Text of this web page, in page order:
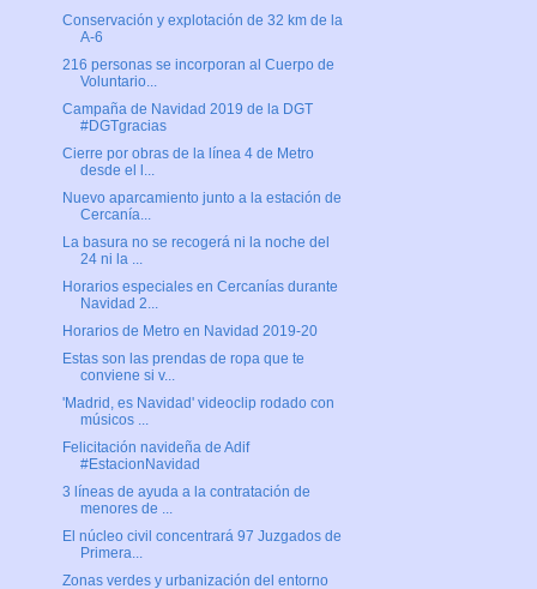
Conservación y explotación de 32 km de la
A-6
216 personas se incorporan al Cuerpo de
Voluntario...
Campaña de Navidad 2019 de la DGT
#DGTgracias
Cierre por obras de la línea 4 de Metro
desde el l...
Nuevo aparcamiento junto a la estación de
Cercanía...
La basura no se recogerá ni la noche del
24 ni la ...
Horarios especiales en Cercanías durante
Navidad 2...
Horarios de Metro en Navidad 2019-20
Estas son las prendas de ropa que te
conviene si v...
'Madrid, es Navidad' videoclip rodado con
músicos ...
Felicitación navideña de Adif
#EstacionNavidad
3 líneas de ayuda a la contratación de
menores de ...
El núcleo civil concentrará 97 Juzgados de
Primera...
Zonas verdes y urbanización del entorno